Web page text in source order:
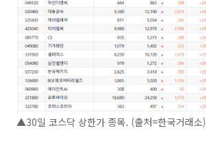
▲30일 코스닥 상한가 종목. (출처=한국거래소)